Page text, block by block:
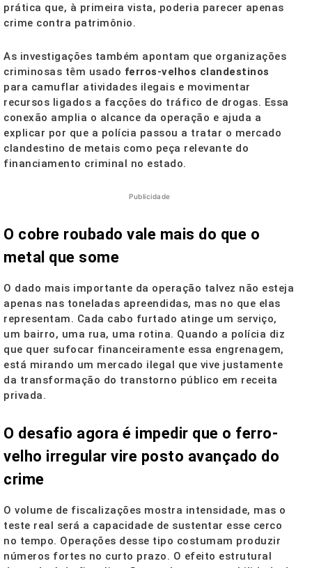
prática que, à primeira vista, poderia parecer apenas
crime contra patrimônio.
As investigações também apontam que organizações
criminosas têm usado ferros-velhos clandestinos
para camuflar atividades ilegais e movimentar
recursos ligados a facções do tráfico de drogas. Essa
conexão amplia o alcance da operação e ajuda a
explicar por que a polícia passou a tratar o mercado
clandestino de metais como peça relevante do
financiamento criminal no estado.
Publicidade
O cobre roubado vale mais do que o
metal que some
O dado mais importante da operação talvez não esteja
apenas nas toneladas apreendidas, mas no que elas
representam. Cada cabo furtado atinge um serviço,
um bairro, uma rua, uma rotina. Quando a polícia diz
que quer sufocar financeiramente essa engrenagem,
está mirando um mercado ilegal que vive justamente
da transformação do transtorno público em receita
privada.
O desafio agora é impedir que o ferro-
velho irregular vire posto avançado do
crime
O volume de fiscalizações mostra intensidade, mas o
teste real será a capacidade de sustentar esse cerco
no tempo. Operações desse tipo costumam produzir
números fortes no curto prazo. O efeito estrutural